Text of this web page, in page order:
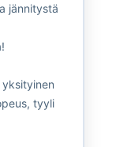
jännitystä
yksityinen
tyyli